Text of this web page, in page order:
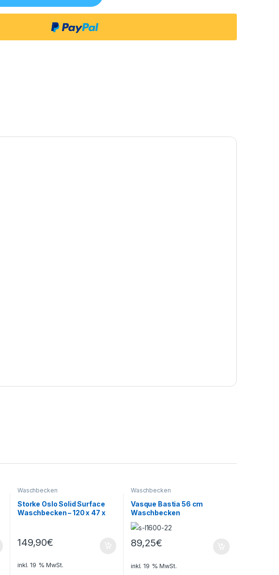
Waschbecken
Storke Oslo Solid Surface
Waschbecken – 120 x 47 x
149,90€
inkl. 19 % MwSt.
Waschbecken
Vasque Bastia 56 cm
Waschbecken
89,25€
inkl. 19 % MwSt.